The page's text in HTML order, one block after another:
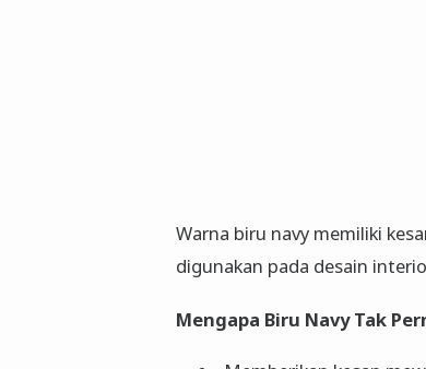
Warna biru navy memiliki
digunakan pada desain
Mengapa Biru Navy Tak